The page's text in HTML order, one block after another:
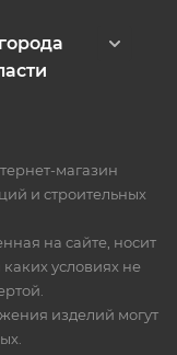
магазин
и строительных
на сайте, носит
условиях не
изделий могут